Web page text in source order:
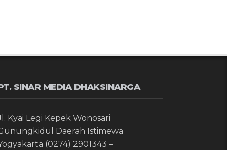
SINAR MEDIA DHAKSINARGA
Kyai Legi Kepek Wonosari
Daerah Istimewa
(0274) 2901343 –